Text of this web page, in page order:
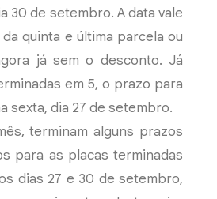
30 de setembro. A data vale
quinta e última parcela ou
já sem o desconto. Já
em 5, o prazo para
sexta, dia 27 de setembro.
terminam alguns prazos
para as placas terminadas
dias 27 e 30 de setembro,